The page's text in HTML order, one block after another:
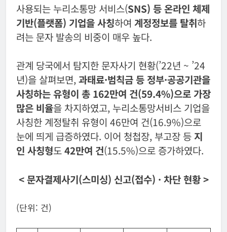
사용되는 누리소통망 서비스(SNS) 등 온라인 체제
기반(플랫폼) 기업을 사칭하여 계정정보를 탈취하
려는 문자 발송의 비중이 매우 높다.
관계 당국에서 탐지한 문자사기 현황(’22년 ~ ’24
년)을 살펴보면, 과태료·범칙금 등 정부·공공기관을
사칭하는 유형이 총 162만여 건(59.4%)으로 가장
많은 비율을 차지하였고, 누리소통망서비스 기업을
사칭한 계정탈취 유형이 46만여 건(16.9%)으로
눈에 띄게 급증하였다. 이어 청첩장, 부고장 등지
인 사칭형도42만여 건(15.5%)으로 증가하였다.
< 문자결제사기(스미싱) 신고(접수) · 차단 현황 >
(단위: 건)